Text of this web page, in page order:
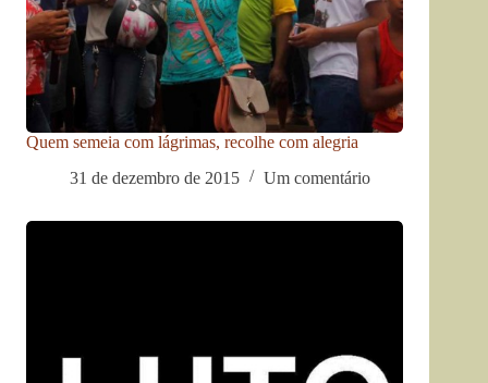
Quem semeia com lágrimas, recolhe com alegria
31 de dezembro de 2015
Um comentário